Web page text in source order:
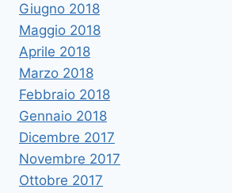
Giugno 2018
Maggio 2018
Aprile 2018
Marzo 2018
Febbraio 2018
Gennaio 2018
Dicembre 2017
Novembre 2017
Ottobre 2017